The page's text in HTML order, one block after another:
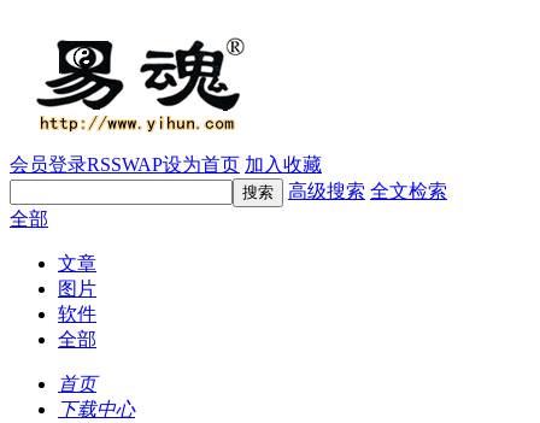
会员登录RSSWAP设为首页 加入收藏
高级搜索 全文检索
全部
文章
图片
软件
全部
首页
下载中心